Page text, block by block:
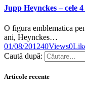
Jupp Heynckes – cele
O figura emblematica
ani, Heynckes…
01/08/201240Views0
Caută după:
Articole recente